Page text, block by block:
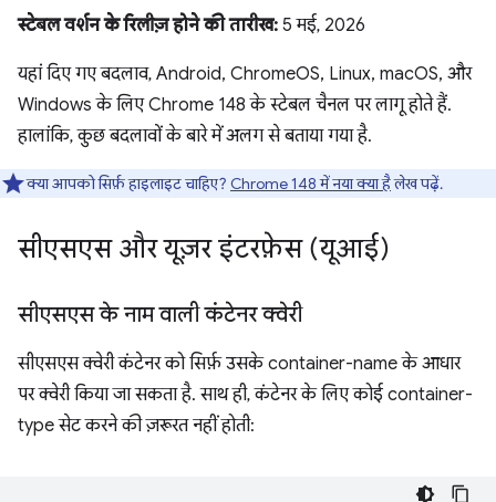
स्टेबल वर्शन के रिलीज़ होने की तारीख: 5 मई, 2026
यहां दिए गए बदलाव, Android, ChromeOS, Linux, macOS, और
Windows के लिए Chrome 148 के स्टेबल चैनल पर लागू होते हैं.
हालांकि, कुछ बदलावों के बारे में अलग से बताया गया है.
क्या आपको सिर्फ़ हाइलाइट चाहिए? Chrome 148 में नया क्या हैलेख पढ़ें.
सीएसएस और यूज़र इंटरफ़ेस (यूआई)
सीएसएस के नाम वाली कंटेनर क्वेरी
सीएसएस क्वेरी कंटेनर को सिर्फ़ उसके container-name के आधार
पर क्वेरी किया जा सकता है. साथ ही, कंटेनर के लिए कोई container-
type सेट करने की ज़रूरत नहीं होती: